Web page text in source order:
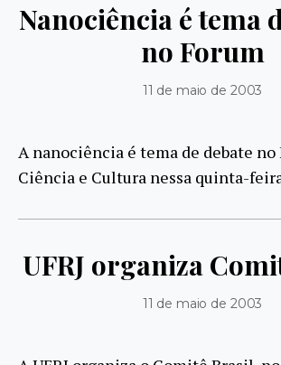
Nanociência é tema
no Forum
11 de maio de 2003
A nanociência é tema de debate no
Ciência e Cultura nessa quinta-
UFRJ organiza
11 de maio de 2003